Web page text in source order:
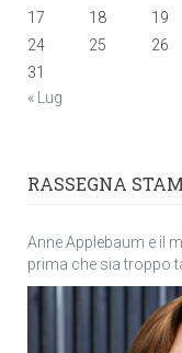
17
18 19
24
25 26
31
« Lug
RASSEGNA
Anne Applebaum e il
prima che sia troppo